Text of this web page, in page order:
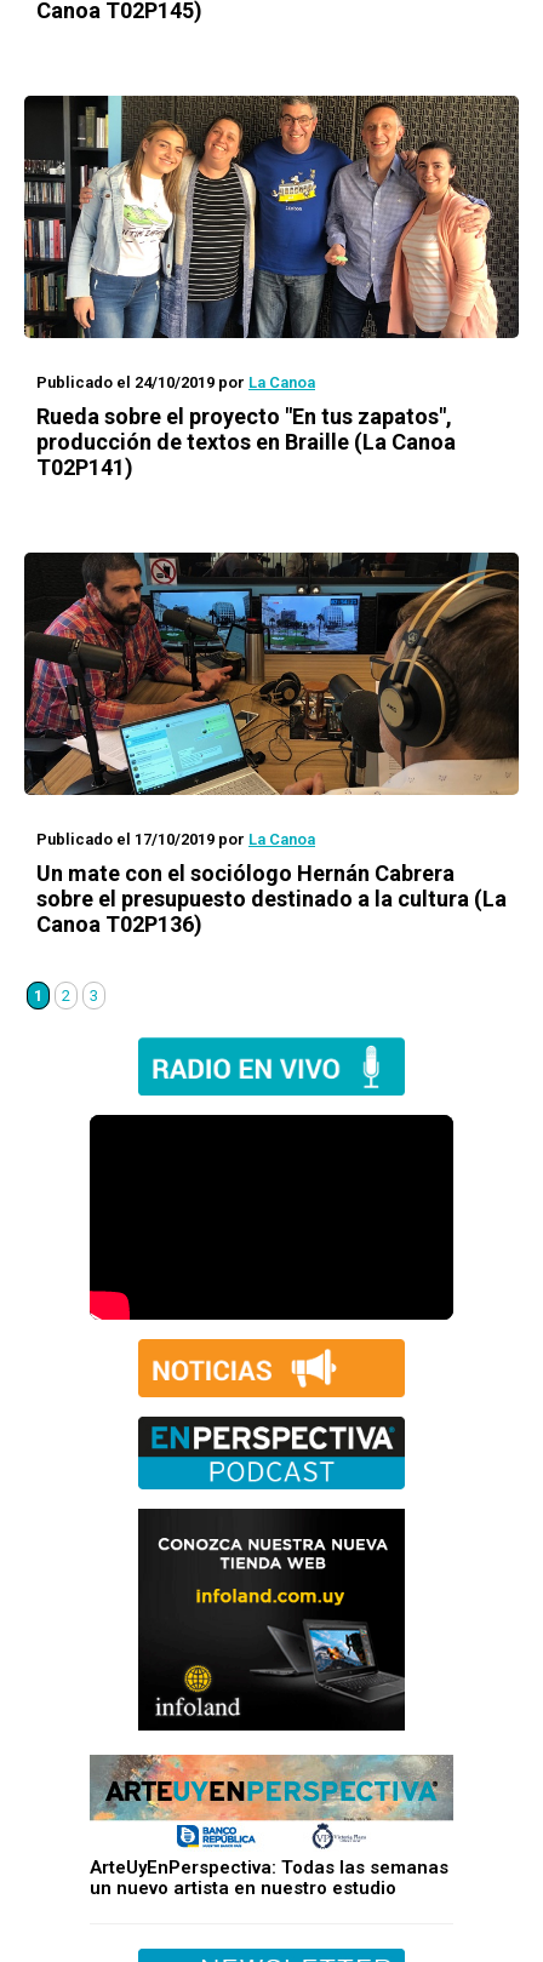
Canoa T02P145)
Publicado el 24/10/2019 por La Canoa
Rueda sobre el proyecto "En tus zapatos",
producción de textos en Braille (La Canoa
T02P141)
Publicado el 17/10/2019 por La Canoa
Un mate con el sociólogo Hernán Cabrera
sobre el presupuesto destinado a la cultura (La
Canoa T02P136)
1 2 3
ArteUyEnPerspectiva: Todas las semanas
un nuevo artista en nuestro estudio